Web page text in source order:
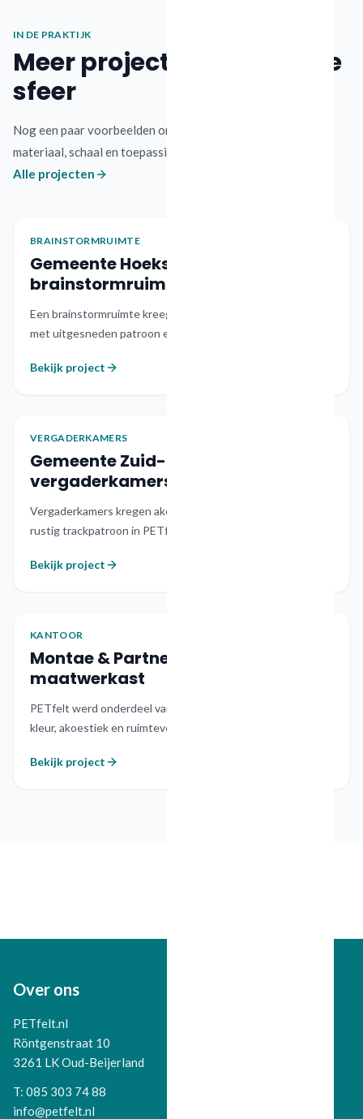
IN DE PRAKTIJK
Meer projecten in dezelfde
sfeer
Nog een paar voorbeelden om gevoel te krijgen voor
materiaal, schaal en toepassing.
Alle projecten
OVERHEID
BRAINSTORMRUIMTE
Gemeente Hoeksche Waard
brainstormruimte
Een brainstormruimte kreeg een akoestisch wandpaneel
met uitgesneden patroon en meteen meer karakter.
Bekijk project
OVERHEID
VERGADERKAMERS
Gemeente Zuid-Holland
vergaderkamers
Vergaderkamers kregen akoestische wanden met een
rustig trackpatroon in PETfelt maatwerk.
Bekijk project
KANTOOR
KANTOOR
Montae & Partners Rijswijk
maatwerkast
PETfelt werd onderdeel van een stalen maatwerkast die
kleur, akoestiek en ruimteverdeling combineert.
Bekijk project
Over ons
PETfelt.nl
Röntgenstraat 10
3261 LK Oud-Beijerland
Telefoon:
T: 085 303 74 88
info@petfelt.nl